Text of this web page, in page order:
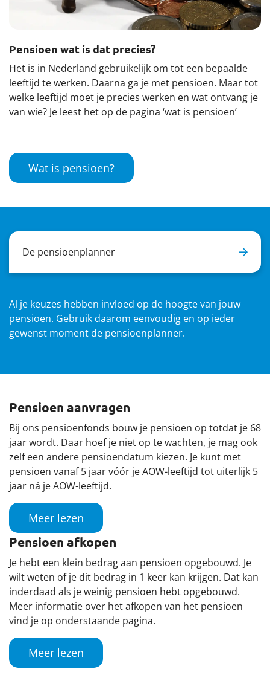
Pensioen wat is dat precies?
Het is in Nederland gebruikelijk om tot een bepaalde
leeftijd te werken. Daarna ga je met pensioen. Maar tot
welke leeftijd moet je precies werken en wat ontvang je
van wie? Je leest het op de pagina ‘wat is pensioen’
Wat is pensioen?
De pensioenplanner
Al je keuzes hebben invloed op de hoogte van jouw
pensioen. Gebruik daarom eenvoudig en op ieder
gewenst moment de pensioenplanner.
Pensioen aanvragen
Bij ons pensioenfonds bouw je pensioen op totdat je 68
jaar wordt. Daar hoef je niet op te wachten, je mag ook
zelf een andere pensioendatum kiezen. Je kunt met
pensioen vanaf 5 jaar vóór je AOW-leeftijd tot uiterlijk 5
jaar ná je AOW-leeftijd.
Meer lezen
Pensioen afkopen
Je hebt een klein bedrag aan pensioen opgebouwd. Je
wilt weten of je dit bedrag in 1 keer kan krijgen. Dat kan
inderdaad als je weinig pensioen hebt opgebouwd.
Meer informatie over het afkopen van het pensioen
vind je op onderstaande pagina.
Meer lezen